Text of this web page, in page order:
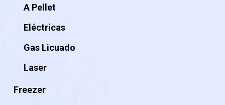
A Pellet
Eléctricas
Gas Licuado
Laser
Freezer